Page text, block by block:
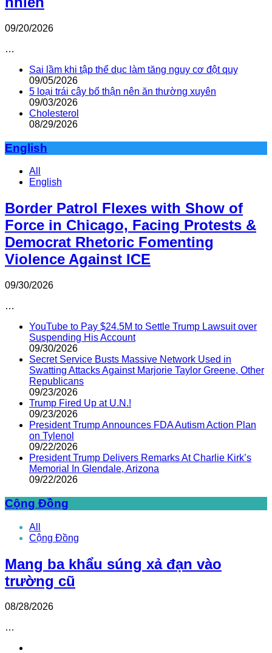
09/20/2026
…
Sai lầm khi tập thể dục làm tăng nguy cơ đột quỵ
09/05/2026
5 loại trái cây bổ thận nên ăn thường xuyên
09/03/2026
Cholesterol
08/29/2026
English
All
English
Border Patrol Flexes with Show of
Force in Chicago, Facing Protests &
Democrat Rhetoric Fomenting
Violence Against ICE
09/30/2026
…
YouTube to Pay $24.5M to Settle Trump Lawsuit over
Suspending His Account
09/30/2026
Secret Service Busts Massive Network Used in
Swatting Attacks Against Marjorie Taylor Greene, Other
Republicans
09/23/2026
Trump Fired Up at U.N.!
09/23/2026
President Trump Announces FDA Autism Action Plan
on Tylenol
09/22/2026
President Trump Delivers Remarks At Charlie Kirk’s
Memorial In Glendale, Arizona
09/22/2026
Cộng Đồng
All
Cộng Đồng
Mang ba khẩu súng xả đạn vào
trường cũ
08/28/2026
…